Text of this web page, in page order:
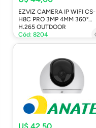
EZVIZ CAMERA IP WIFI CS-
H8C PRO 3MP 4MM 360°
H.265 OUTDOOR
Cód: 8204